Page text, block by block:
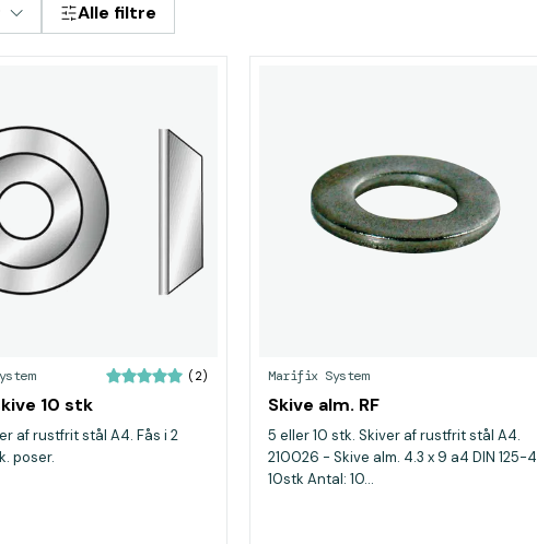
Alle filtre
(2)
10 stk
af rustfrit stål A4. Fås i 2
poser.
Marifix System
Skive alm. RF
5 eller 10 stk. Skiver af rustfrit stål A4.
210026 - Skive alm. 4.3 x 9 a4 DIN 125-4
10stk Antal: 10...